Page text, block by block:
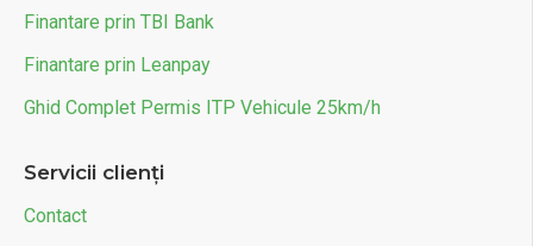
Finantare prin TBI Bank
Finantare prin Leanpay
Ghid Complet Permis ITP Vehicule 25km/h
Servicii clienți
Contact